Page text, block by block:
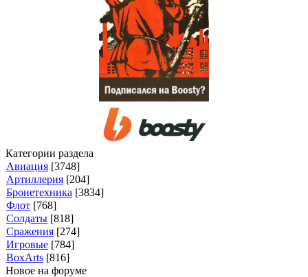
Категории раздела
Авиация [3748]
Артиллерия [204]
Бронетехника [3834]
Флот [768]
Солдаты [818]
Сражения [274]
Игровые [784]
BoxArts [816]
Новое на форуме